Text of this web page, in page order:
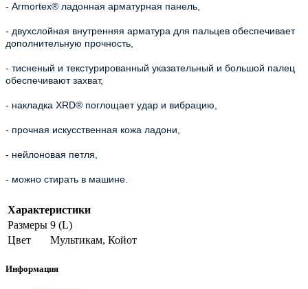
- Armortex® ладонная арматурная панель,
- двухслойная внутренняя арматура для пальцев обеспечивает
дополнительную прочность,
- тисненый и текстурированный указательный и большой палец
обеспечивают захват,
- накладка XRD® поглощает удар и вибрацию,
- прочная искусственная кожа ладони,
- нейлоновая петля,
- можно стирать в машине.
Характеристики
Размеры 9 (L)
Цвет
Мультикам, Койот
Информация